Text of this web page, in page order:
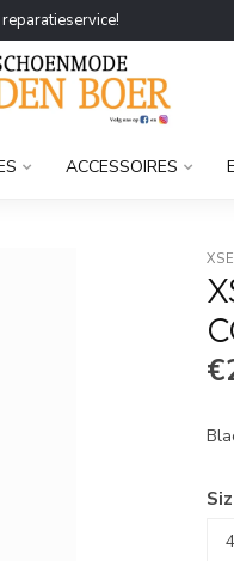
ACCESSOIRES